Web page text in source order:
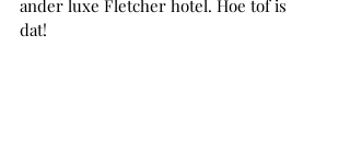
ander luxe Fletcher hotel. Hoe tof is
dat!